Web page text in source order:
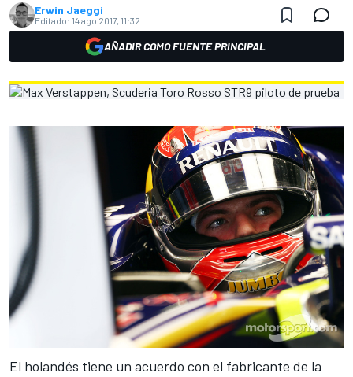
Erwin Jaeggi
Editado: 14 ago 2017, 11:32
AÑADIR COMO FUENTE PRINCIPAL
El holandés tiene un acuerdo con el fabricante de la